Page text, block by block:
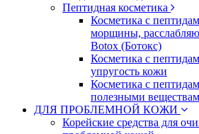
Пептидная косметика
Косметика с
морщины,
Botox (Ботокс)
Косметика с
упругость кожи
Косметика с
полезными
ДЛЯ ПРОБЛЕМНОЙ КОЖИ
Корейские средства для